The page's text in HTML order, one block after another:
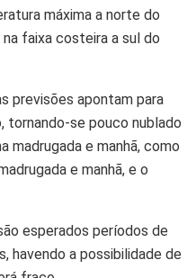
máxima a norte do
faixa costeira a sul do
previsões apontam para
tornando-se pouco nublado
madrugada e manhã, como
e manhã, e o
esperados períodos de
havendo a possibilidade de